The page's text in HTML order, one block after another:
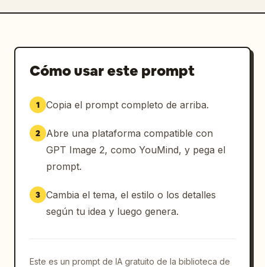
Cómo usar este prompt
1 Copia el prompt completo de arriba.
2
Abre una plataforma compatible con
GPT Image 2, como YouMind, y pega el
prompt.
3 Cambia el tema, el estilo o los detalles
según tu idea y luego genera.
Este es un prompt de IA gratuito de la biblioteca de